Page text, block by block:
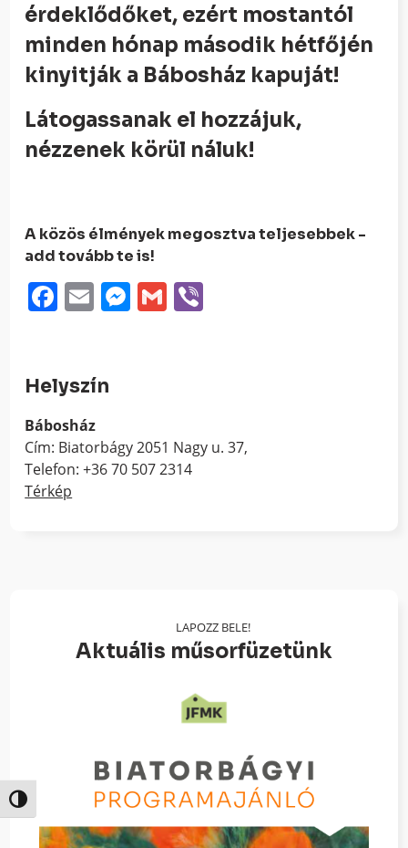
Nagy kontraszt váltása
érdeklődőket, ezért mostantól
minden hónap második hétfőjén
kinyitják a Bábosház kapuját!
Látogassanak el hozzájuk,
nézzenek körül náluk!
A közös élmények megosztva teljesebbek -
add tovább te is!
Facebook
EmailMessenger
Gmail
Helyszín
Bábosház
Cím: Biatorbágy 2051 Nagy u. 37,
Telefon: +36 70 507 2314
Térkép
LAPOZZ BELE!
Aktuális műsorfüzetünk